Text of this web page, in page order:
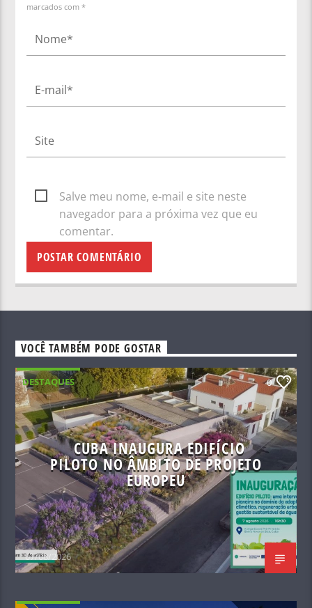
marcados com *
Salve meu nome, e-mail e site neste
navegador para a próxima vez que eu
comentar.
VOCÊ TAMBÉM PODE GOSTAR
DESTAQUES 0
CUBA INAUGURA EDIFÍCIO
PILOTO NO ÂMBITO DE PROJETO
EUROPEU
07/08/2026